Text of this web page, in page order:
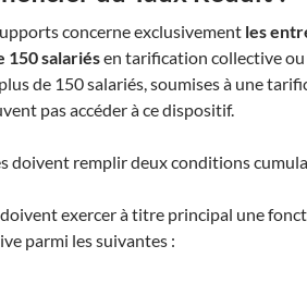
concerne exclusivement les
150 salariésen tarification collective ou
de 150 salariés, soumises à une
pas accéder à ce dispositif.​
doivent remplir deux conditions
doivent exercer à titre principal une
parmi les suivantes :​